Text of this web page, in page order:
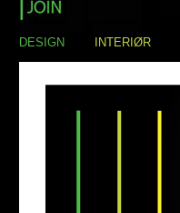
DESIGN INTERIØR